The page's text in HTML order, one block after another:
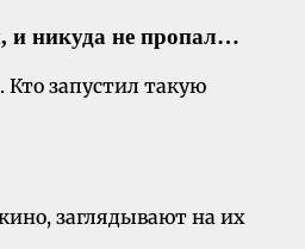
и никуда не пропал…
Кто запустил такую
заглядывают на их